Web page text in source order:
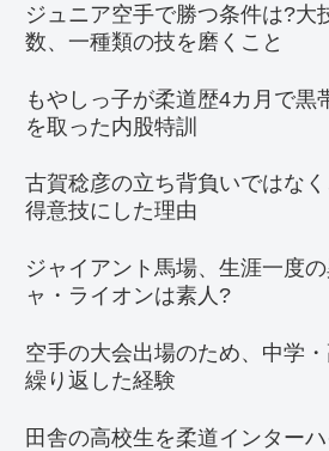
ジュニア空手で勝つ条件は?大
数、一種類の技を磨くこと
もやしっ子が柔道歴4カ月で黒
を取った内股特訓
古賀稔彦の立ち背負いではな
得意技にした理由
ジャイアント馬場、生涯一度
ャ・ライオンは素人?
空手の大会出場のため、中学
繰り返した経験
田舎の高校生を柔道インター